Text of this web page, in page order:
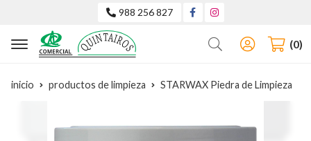
988 256 827
Buscar 0
inicio productos de limpieza STARWAX Piedra de Limpieza